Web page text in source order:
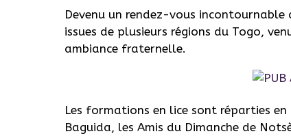
Devenu un rendez-vous incontournable
issues de plusieurs régions du Togo,
ambiance fraternelle.
Les formations en lice sont réparties
Baguida, les Amis du Dimanche de